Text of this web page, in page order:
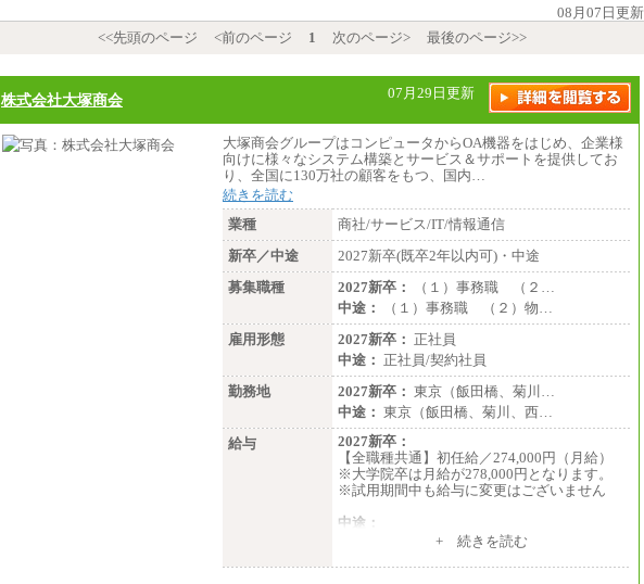
08月07日更新
<<先頭のページ
<前のページ 1 次のページ> 最後のページ>>
株式会社大塚商会 07月29日更新
大塚商会グループはコンピュータからOA機器をはじめ、企業様
向けに様々なシステム構築とサービス＆サポートを提供してお
り、全国に130万社の顧客をもつ、国内…
続きを読む
業種
商社/サービス/IT/情報通信
新卒／中途
2027新卒(既卒2年以内可)・中途
募集職種
2027新卒：
（１）事務職 （２…
中途：
（１）事務職 （２）物…
雇用形態
2027新卒： 正社員
中途： 正社員/契約社員
勤務地
2027新卒： 東京（飯田橋、菊川…
中途： 東京（飯田橋、菊川、西…
給与
2027新卒：
【全職種共通】初任給／274,000円（月給）
※大学院卒は月給が278,000円となります。
※試用期間中も給与に変更はございません
中途：
（１）～（４）274,000円（月給）～
（５）235,000円（月給）～
※経験・年齢などを考慮のうえ、当社規程に
+ 続きを読む